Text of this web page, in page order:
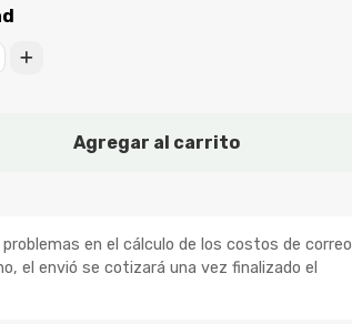
Agregar al carrito
problemas en el cálculo de los costos de correo
el envió se cotizará una vez finalizado el